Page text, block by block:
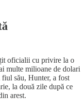
oficialii cu privire la o
multe milioane de dolari
său, Hunter, a fost
la două zile după ce
arest.